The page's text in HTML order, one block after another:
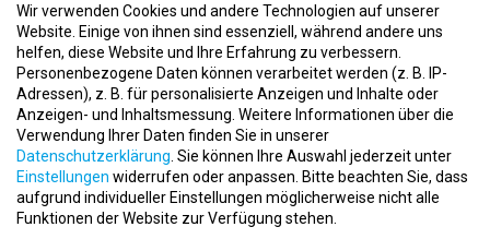
ENDURA Training
Website: https://www.endura-training.de/
Werden Sie Teil unseres Teams und helfen Sie uns dabei, das
Beste aus dem Leben unserer Kunden zu machen!
Aktuelle Stellenanzeigen
Duales Studium im ENDURA Training
Gesundheitszentrum Köln – Werde
Wir verwenden Cookies und andere Technologien auf unserer
Website. Einige von ihnen sind essenziell, während andere uns
helfen, diese Website und Ihre Erfahrung zu verbessern.
Personenbezogene Daten können verarbeitet werden (z. B. IP-
Adressen), z. B. für personalisierte Anzeigen und Inhalte oder
Anzeigen- und Inhaltsmessung. Weitere Informationen über die
Verwendung Ihrer Daten finden Sie in unserer
Datenschutzerklärung Sie können Ihre Auswahl jederzeit unter
Einstellungen widerrufen oder anpassen. Bitte beachten Sie, dass
aufgrund individueller Einstellungen möglicherweise nicht alle
Funktionen der Website zur Verfügung stehen.